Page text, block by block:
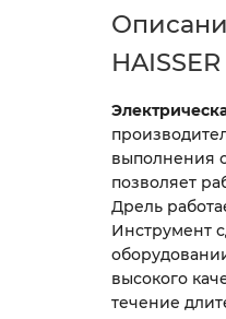
HAISSER
выполнения
позволяет
Дрель
Инструмент
высокого
течение